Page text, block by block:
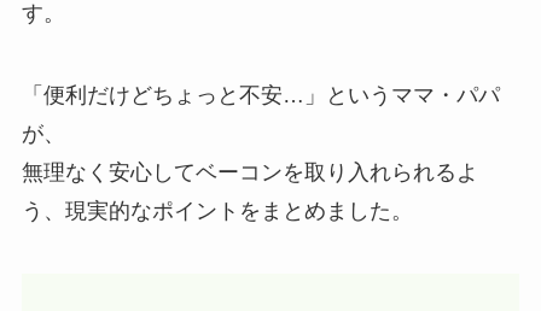
す。
「便利だけどちょっと不安…」というママ・パパ
が、
無理なく安心してベーコンを取り入れられるよ
う、現実的なポイントをまとめました。